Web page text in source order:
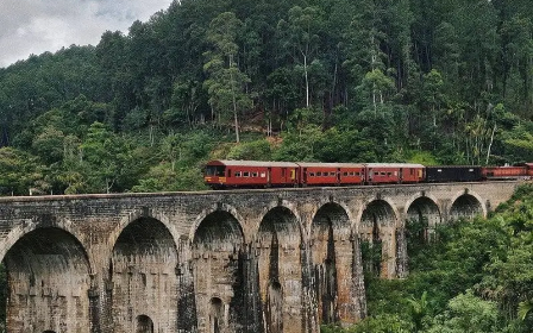
Día 8: Kovalam
Día 9: Kovalam – Alleppey (Casa Flotante)
Día 10: Alleppey – Thekkady
Día 11: Thekkady – Kumarakom